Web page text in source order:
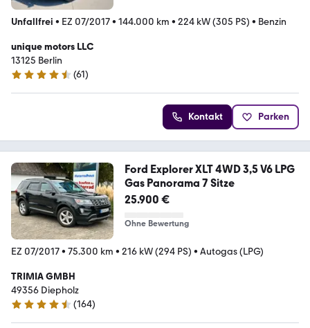
Unfallfrei • EZ 07/2017• 144.000 km • 224 kW (305 PS) • Benzin
unique motors LLC
13125 Berlin
4.7 Sterne
(61)
Kontakt Parken
Ford Explorer XLT 4WD 3,5 V6 LPG
Gas Panorama 7 Sitze
25.900 €
Ohne Bewertung
EZ 07/2017• 75.300 km • 216 kW (294 PS) • Autogas (LPG)
TRIMIA GMBH
49356 Diepholz
4.7 Sterne
(164)